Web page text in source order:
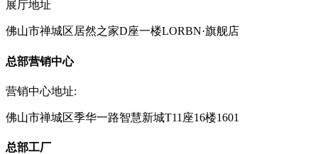
展厅地址
佛山市禅城区居然之家D座一楼LORBN·旗舰店
总部营销中心
营销中心地址:
佛山市禅城区季华一路智慧新城T11座16楼1601
总部工厂